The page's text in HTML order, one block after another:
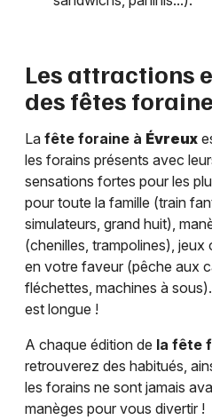
Les attractions
des fêtes
La fête foraine à Évreux
les forains présents avec
sensations fortes pour les
pour toute la famille (train
simulateurs, grand huit),
(chenilles, trampolines),
en votre faveur (pêche aux
fléchettes, machines à
est longue !
A chaque édition de la fête
retrouverez des habitués,
les forains ne sont jamais
manèges pour vous divertir !